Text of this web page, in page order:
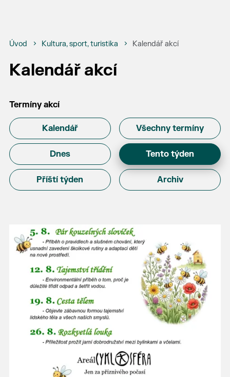
Úvod Kultura, sport, turistika Kalendář akcí
Kalendář akcí
Termíny akcí
Kalendář Všechny termíny
Dnes Tento týden
Příští týden Archiv